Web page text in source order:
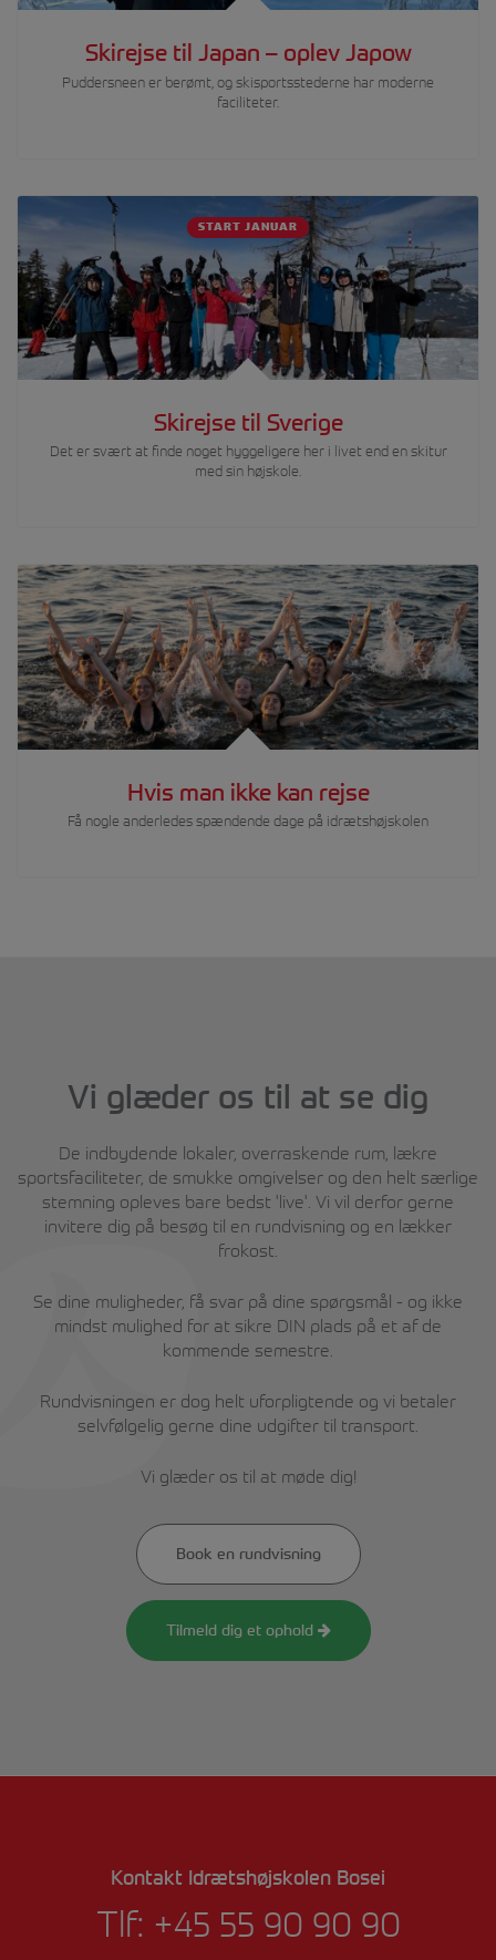
Skirejse til Japan – oplev Japow
Puddersneen er berømt, og skisportsstederne har moderne
faciliteter.
START JANUAR
Skirejse til Sverige
Det er svært at finde noget hyggeligere her i livet end en skitur
med sin højskole.
Hvis man ikke kan rejse
Få nogle anderledes spændende dage på idrætshøjskolen
Vi glæder os til at se dig
De indbydende lokaler, overraskende rum, lækre
sportsfaciliteter, de smukke omgivelser og den helt særlige
stemning opleves bare bedst 'live'. Vi vil derfor gerne
invitere dig på besøg til en rundvisning og en lækker
frokost.
Se dine muligheder, få svar på dine spørgsmål - og ikke
mindst mulighed for at sikre DIN plads på et af de
kommende semestre.
Rundvisningen er dog helt uforpligtende og vi betaler
selvfølgelig gerne dine udgifter til transport.
Vi glæder os til at møde dig!
Book en rundvisning
Tilmeld dig et ophold
Kontakt Idrætshøjskolen Bosei
Tlf: +45 55 90 90 90